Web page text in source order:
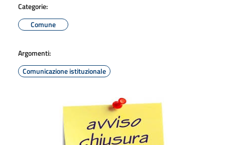
Categorie:
Comune
Argomenti:
Comunicazione istituzionale